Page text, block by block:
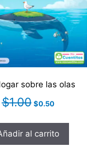
sobre las olas
$1.00 $0.50
al carrito